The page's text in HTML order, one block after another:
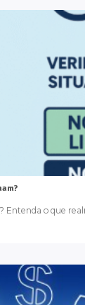
Entenda o que